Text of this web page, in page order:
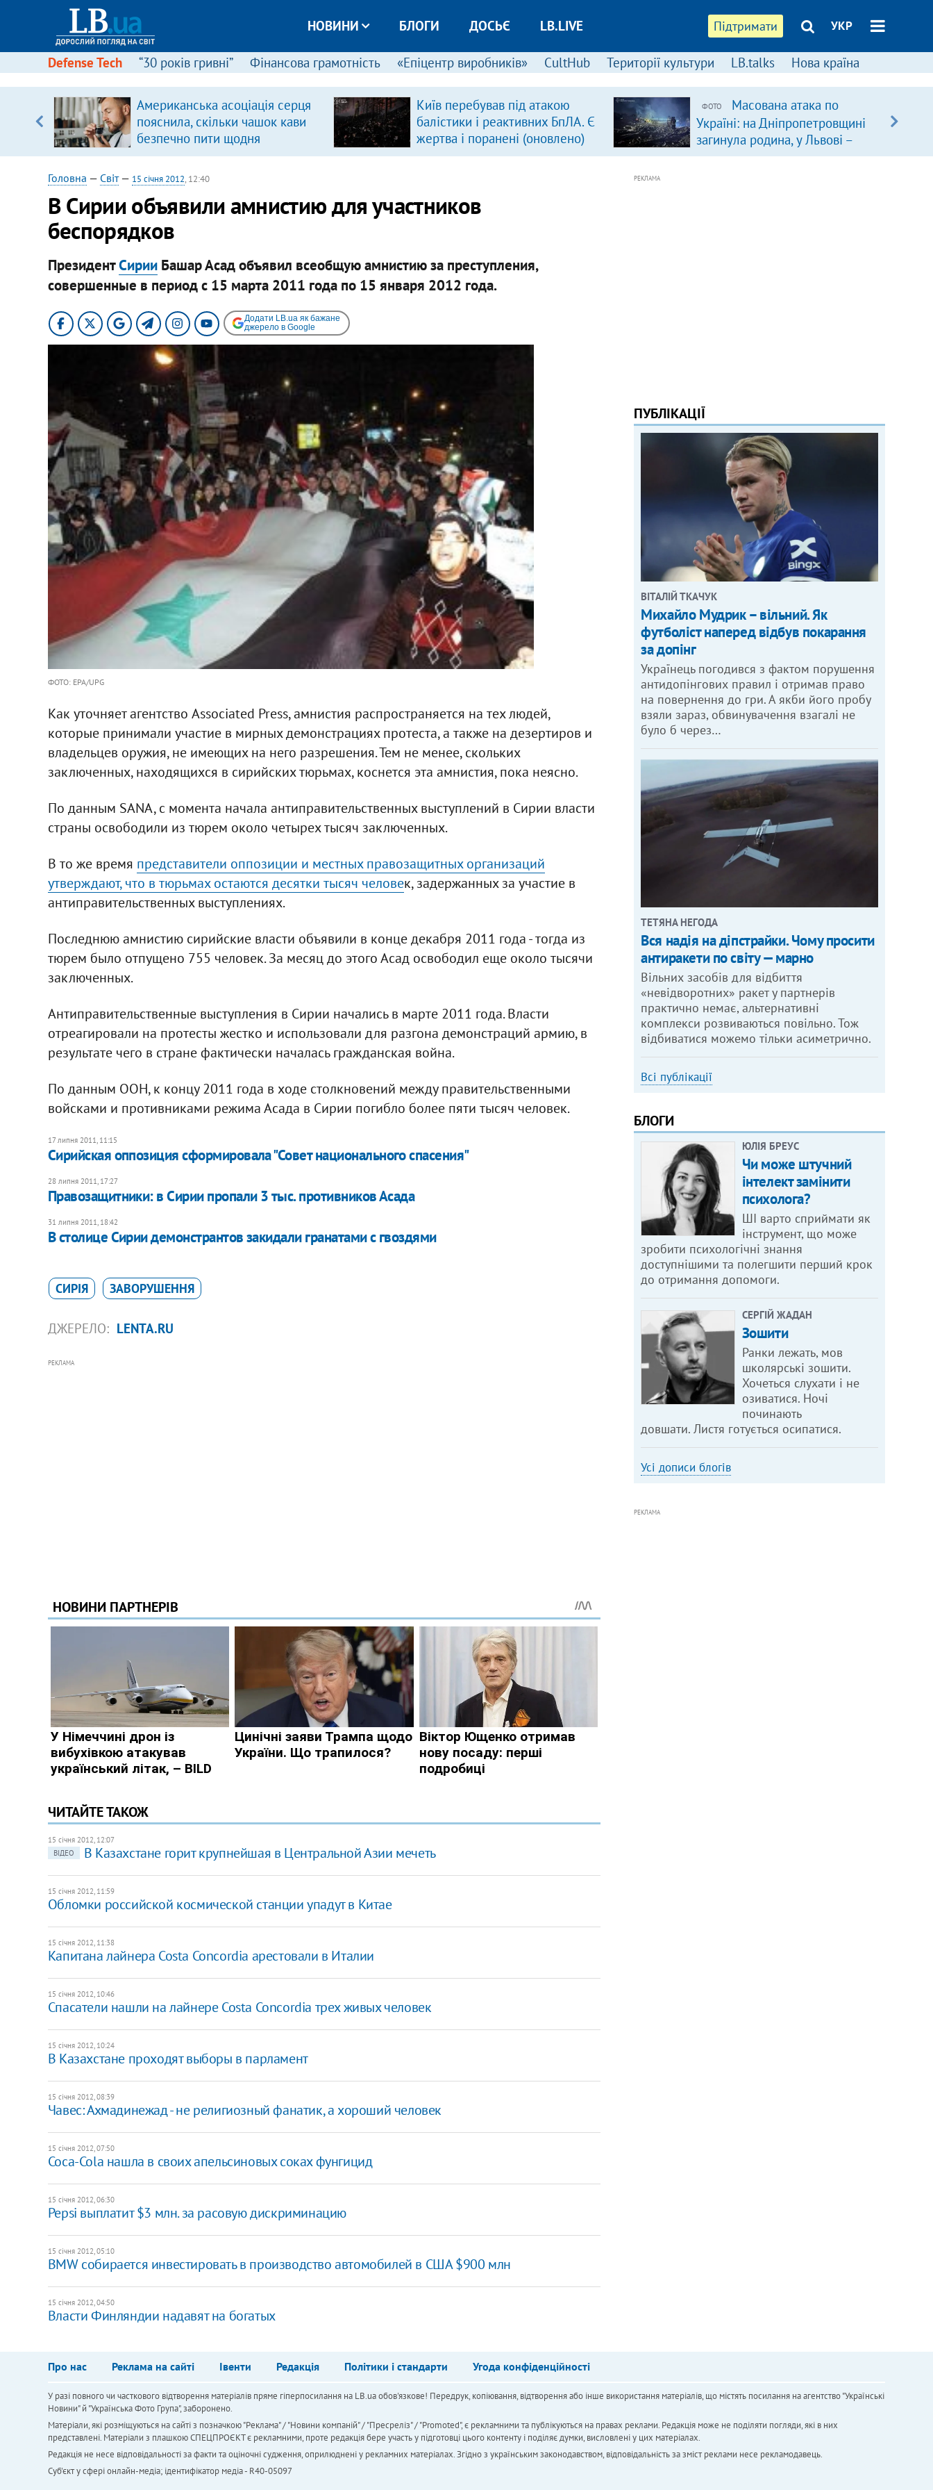
Підтримати УКР
НОВИНИ БЛОГИ ДОСЬЄ LB.LIVE
Defense Tech “30 років гривні” Фінансова грамотність «Епіцентр виробників» CultHub Території культури LB.talks Нова країна
Американська асоціація серця
пояснила, скільки чашок кави
безпечно пити щодня
Київ перебував під атакою
балістики і реактивних БпЛА. Є
жертва і поранені (оновлено)
ФОТО
Масована атака по
Україні: на Дніпропетровщині
загинула родина, у Львові –
удар по багатоповерхівках
Головна — Світ— 15 січня 2012, 12:40
В Сирии объявили амнистию для участников
беспорядков
ПрезидентСирииБашар Асад объявил всеобщую амнистию за преступления,
совершенные в период с 15 марта 2011 года по 15 января 2012 года.
Додати LB.ua як бажане
джерело в Google
ФОТО: EPA/UPG
Как уточняет агентство Associated Press, амнистия распространяется на тех людей,
которые принимали участие в мирных демонстрациях протеста, а также на дезертиров и
владельцев оружия, не имеющих на него разрешения. Тем не менее, скольких
заключенных, находящихся в сирийских тюрьмах, коснется эта амнистия, пока неясно.
По данным SANA, с момента начала антиправительственных выступлений в Сирии власти
страны освободили из тюрем около четырех тысяч заключенных.
В то же время представители оппозиции и местных правозащитных организаций
утверждают, что в тюрьмах остаются десятки тысяч человек, задержанных за участие в
антиправительственных выступлениях.
Последнюю амнистию сирийские власти объявили в конце декабря 2011 года - тогда из
тюрем было отпущено 755 человек. За месяц до этого Асад освободил еще около тысячи
заключенных.
Антиправительственные выступления в Сирии начались в марте 2011 года. Власти
отреагировали на протесты жестко и использовали для разгона демонстраций армию, в
результате чего в стране фактически началась гражданская война.
По данным ООН, к концу 2011 года в ходе столкновений между правительственными
войсками и противниками режима Асада в Сирии погибло более пяти тысяч человек.
17 липня 2011, 11:15
Сирийская оппозиция сформировала "Совет национального спасения"
28 липня 2011, 17:27
Правозащитники: в Сирии пропали 3 тыс. противников Асада
31 липня 2011, 18:42
В столице Сирии демонстрантов закидали гранатами с гвоздями
СИРІЯ ЗАВОРУШЕННЯ
ДЖЕРЕЛО: LENTA.RU
РЕКЛАМА
ЧИТАЙТЕ ТАКОЖ
15 січня 2012, 12:07
ВІДЕО
В Казахстане горит крупнейшая в Центральной Азии мечеть
15 січня 2012, 11:59
Обломки российской космической станции упадут в Китае
15 січня 2012, 11:38
Капитана лайнера Costa Concordia арестовали в Италии
15 січня 2012, 10:46
Спасатели нашли на лайнере Costa Concordia трех живых человек
15 січня 2012, 10:24
В Казахстане проходят выборы в парламент
15 січня 2012, 08:39
Чавес: Ахмадинежад - не религиозный фанатик, а хороший человек
15 січня 2012, 07:50
Coca-Cola нашла в своих апельсиновых соках фунгицид
15 січня 2012, 06:30
Pepsi выплатит $3 млн. за расовую дискриминацию
15 січня 2012, 05:10
BMW собирается инвестировать в производство автомобилей в США $900 млн
15 січня 2012, 04:50
Власти Финляндии надавят на богатых
РЕКЛАМА
ПУБЛІКАЦІЇ
ВІТАЛІЙ ТКАЧУК
Михайло Мудрик – вільний. Як
футболіст наперед відбув покарання
за допінг
Українець погодився з фактом порушення
антидопінгових правил і отримав право
на повернення до гри. А якби його пробу
взяли зараз, обвинувачення взагалі не
було б через…
ТЕТЯНА НЕГОДА
Вся надія на діпстрайки. Чому просити
антиракети по світу — марно
Вільних засобів для відбиття
«невідворотних» ракет у партнерів
практично немає, альтернативні
комплекси розвиваються повільно. Тож
відбиватися можемо тільки асиметрично.
Всі публікації
БЛОГИ
ЮЛІЯ БРЕУС
Чи може штучний
інтелект замінити
психолога?
ШІ варто сприймати як
інструмент, що може
зробити психологічні знання
доступнішими та полегшити перший крок
до отримання допомоги.
СЕРГІЙ ЖАДАН
Зошити
Ранки лежать, мов
школярські зошити.
Хочеться слухати і не
озиватися. Ночі
починають
довшати. Листя готується осипатися.
Усі дописи блогів
РЕКЛАМА
Про нас Реклама на сайті Івенти Редакція Політики і стандарти Угода конфіденційності
У разі повного чи часткового відтворення матеріалів пряме гіперпосилання на LB.ua обов'язкове! Передрук, копіювання, відтворення або інше використання матеріалів, що містять посилання на агентство "Українськi
Новини" й "Українська Фото Група", заборонено.
Матеріали, які розміщуються на сайті з позначкою "Реклама" / "Новини компаній" / "Пресреліз" / "Promoted", є рекламними та публікуються на правах реклами. Редакція може не поділяти погляди, які в них
представлені. Матеріали з плашкою СПЕЦПРОЄКТ є рекламними, проте редакція бере участь у підготовці цього контенту і поділяє думки, висловлені у цих матеріалах.
Редакція не несе відповідальності за факти та оціночні судження, оприлюднені у рекламних матеріалах. Згідно з українським законодавством, відповідальність за зміст реклами несе рекламодавець.
Cуб'єкт у сфері онлайн-медіа; ідентифікатор медіа - R40-05097